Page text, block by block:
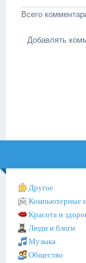
Всего
Добавлять
Другое
Компьютерные
Красота и
Люди и блоги
Музыка
Общество